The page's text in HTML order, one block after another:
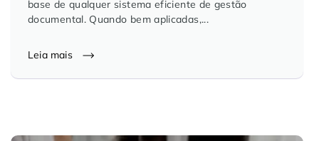
base de qualquer sistema eficiente de gestão
documental. Quando bem aplicadas,...
Leia mais